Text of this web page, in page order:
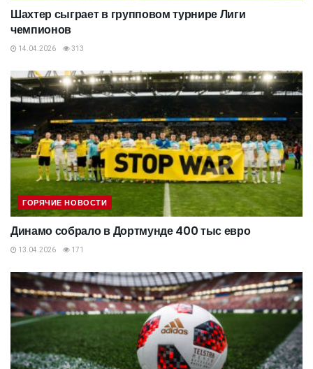
Шахтер сыграет в групповом турнире Лиги
чемпионов
14.04.2026 313
ГОРЯЧИЕ НОВОСТИ
Динамо собрало в Дортмунде 400 тыс евро
13.04.2026 171